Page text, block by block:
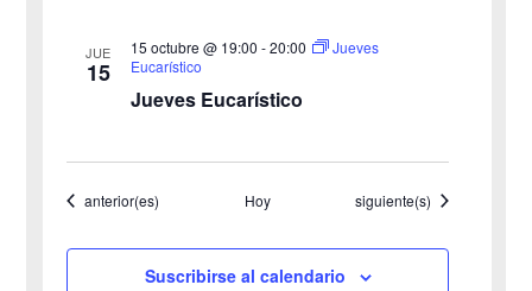
e
v
JUE
15
Jueves Eucarístico
15 octubre @ 19:00 -20:00
Jueves
Eucarístico
Eventos
anterior(es) Hoy Eventos
siguiente(s)
Suscribirse al calendario